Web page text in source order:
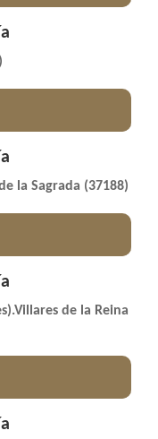
la Sagrada (37188)
de la Reina